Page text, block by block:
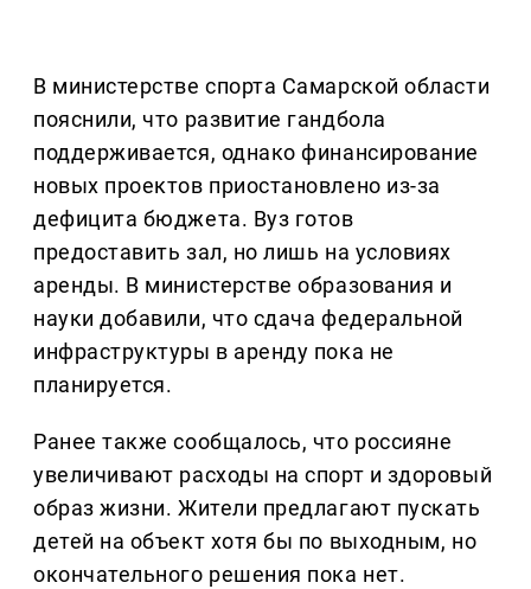
В министерстве спорта Самарской области
пояснили, что развитие гандбола
поддерживается, однако финансирование
новых проектов приостановлено из-за
дефицита бюджета. Вуз готов
предоставить зал, но лишь на условиях
аренды. В министерстве образования и
науки добавили, что сдача федеральной
инфраструктуры в аренду пока не
планируется.
Ранее также сообщалось, что россияне
увеличивают расходы на спорт и здоровый
образ жизни. Жители предлагают пускать
детей на объект хотя бы по выходным, но
окончательного решения пока нет.